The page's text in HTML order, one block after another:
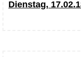
Dienstag,